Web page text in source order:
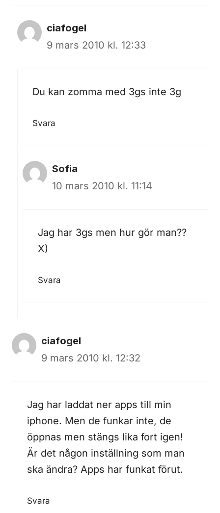
ciafogel
9 mars 2010 kl. 12:33
Du kan zomma med 3gs inte 3g
Svara
Sofia
10 mars 2010 kl. 11:14
Jag har 3gs men hur gör man??
X)
Svara
ciafogel
9 mars 2010 kl. 12:32
Jag har laddat ner apps till min
iphone. Men de funkar inte, de
öppnas men stängs lika fort igen!
Är det någon inställning som man
ska ändra? Apps har funkat förut.
Svara